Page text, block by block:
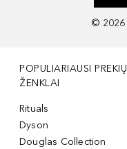
© 2026
POPULIARIAUSI PREKIŲ
ŽENKLAI
Rituals
Dyson
Douglas Collection